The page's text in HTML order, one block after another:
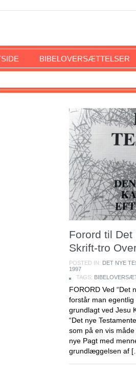
BIBELOVERSÆTTELSER
Forord til Det
Skrift-tro
POSTED IN: DET NYE
1997
TAGS:
FORORD Ved “Det
forstår man
grundlagt ved Jesu
“Det nye
som på en vis
nye Pagt med
grundlæggelsen af